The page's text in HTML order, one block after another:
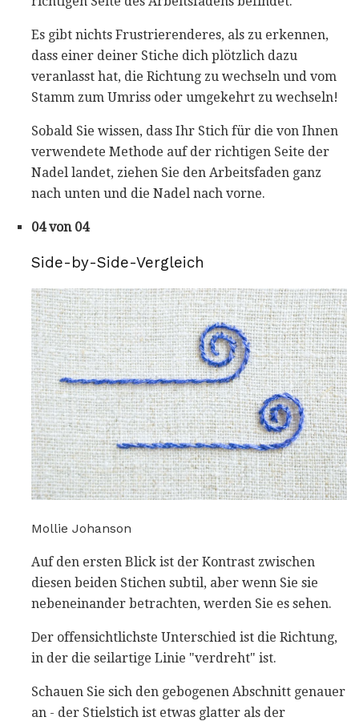
Es gibt nichts Frustrierenderes, als zu erkennen,
dass einer deiner Stiche dich plötzlich dazu
veranlasst hat, die Richtung zu wechseln und vom
Stamm zum Umriss oder umgekehrt zu wechseln!
Sobald Sie wissen, dass Ihr Stich für die von Ihnen
verwendete Methode auf der richtigen Seite der
Nadel landet, ziehen Sie den Arbeitsfaden ganz
nach unten und die Nadel nach vorne.
04 von 04
Side-by-Side-Vergleich
Mollie Johanson
Auf den ersten Blick ist der Kontrast zwischen
diesen beiden Stichen subtil, aber wenn Sie sie
nebeneinander betrachten, werden Sie es sehen.
Der offensichtlichste Unterschied ist die Richtung,
in der die seilartige Linie "verdreht" ist.
Schauen Sie sich den gebogenen Abschnitt genauer
an - der Stielstich ist etwas glatter als der